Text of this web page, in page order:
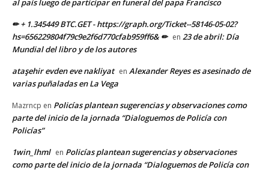
al país luego de participar en funeral del papa Francisco
✏ + 1.345449 BTC.GET - https://graph.org/Ticket--58146-05-02?
hs=656229804f79c9e2f6d770cfab959ff6& ✏ en 23 de abril: Día
Mundial del libro y de los autores
ataşehir evden eve nakliyat en Alexander Reyes es asesinado de
varias puñaladas en La Vega
Mazrncp en Policías plantean sugerencias y observaciones como
parte del inicio de la jornada “Dialoguemos de Policía con
Policías”
1win_lhml en Policías plantean sugerencias y observaciones
como parte del inicio de la jornada “Dialoguemos de Policía con